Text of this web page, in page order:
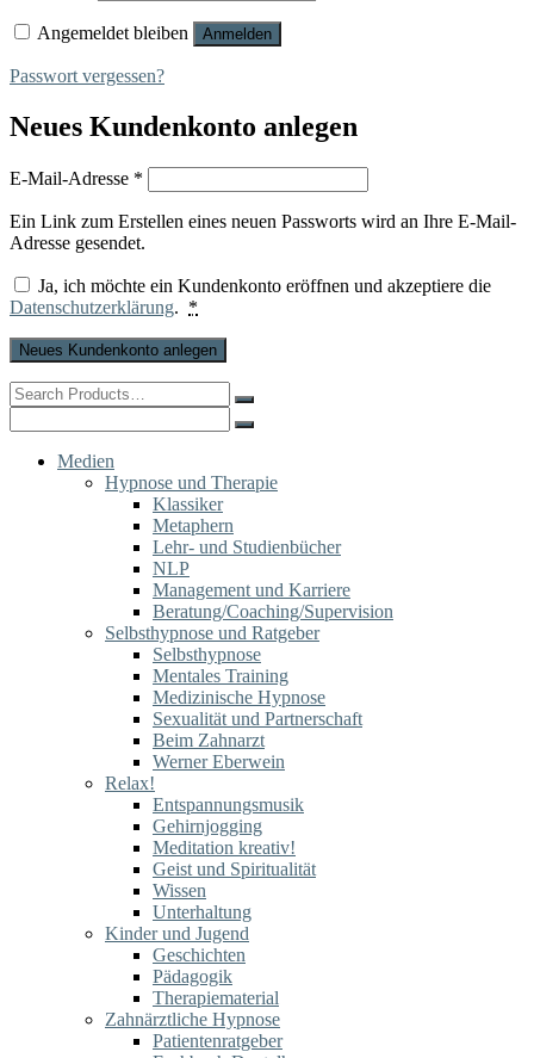
Angemeldet bleiben Anmelden
Passwort vergessen?
Neues Kundenkonto anlegen
E-Mail-Adresse *
Ein Link zum Erstellen eines neuen Passworts wird an Ihre E-Mail-
Adresse gesendet.
Ja, ich möchte ein Kundenkonto eröffnen und akzeptiere die
Datenschutzerklärung. *
Neues Kundenkonto anlegen
Search
for:
for:
Medien
Hypnose und Therapie
Klassiker
Metaphern
Lehr- und Studienbücher
NLP
Management und Karriere
Beratung/Coaching/Supervision
Selbsthypnose und Ratgeber
Selbsthypnose
Mentales Training
Medizinische Hypnose
Sexualität und Partnerschaft
Beim Zahnarzt
Werner Eberwein
Relax!
Entspannungsmusik
Gehirnjogging
Meditation kreativ!
Geist und Spiritualität
Wissen
Unterhaltung
Kinder und Jugend
Geschichten
Pädagogik
Therapiematerial
Zahnärztliche Hypnose
Patientenratgeber